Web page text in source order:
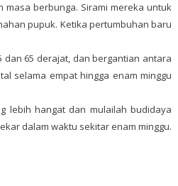
masa berbunga. Sirami mereka untuk
pupuk. Ketika pertumbuhan baru
65 derajat, dan bergantian antara
selama empat hingga enam minggu
lebih hangat dan mulailah budidaya
dalam waktu sekitar enam minggu.